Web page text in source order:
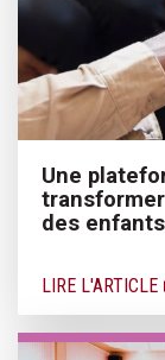
Une
des
LIRE L'ARTICLE